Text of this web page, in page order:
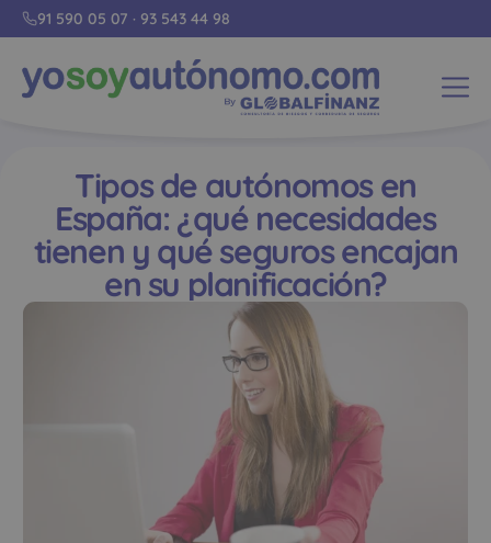
91 590 05 07 · 93 543 44 98
Tipos de autónomos en
España: ¿qué necesidades
tienen y qué seguros encajan
en su planificación?